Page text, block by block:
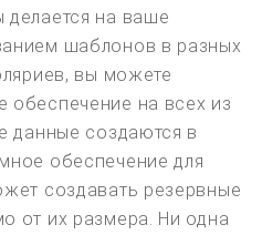
делается на ваше
шаблонов в разных
вы можете
обеспечение на всех из
данные создаются в
обеспечение для
создавать резервные
от их размера. Ни одна